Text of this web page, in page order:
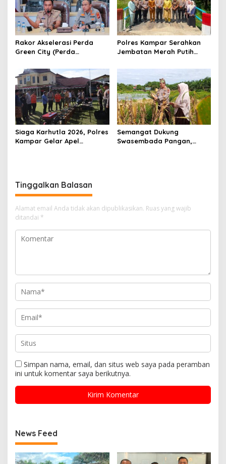
Rakor Akselerasi Perda
Green City (Perda
Pekanbaru Bersama Dinas
Lingkungan Hidup Kota
Pekanbaru dan Tim Pakar
Polres Kampar Serahkan
Jembatan Merah Putih
Warga Pulau Jambu Kuok
Siaga Karhutla 2026, Polres
Kampar Gelar Apel
Semangat Dukung
Swasembada Pangan,
Tinggalkan Balasan
Alamat email Anda tidak akan dipublikasikan. Ruas yang wajib
ditandai *
Simpan nama, email, dan situs web saya pada peramban
ini untuk komentar saya berikutnya.
News Feed